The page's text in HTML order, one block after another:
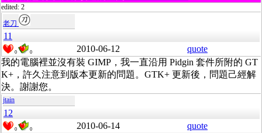
edited: 2
老刀
11
0 0 2010-06-12
quote
我的電腦裡並沒有裝 GIMP，我一直沿用 Pidgin 套件所附的 GT
K+，許久注意到版本更新的問題。GTK+ 更新後，問題己經解
決。謝謝您。
jtain
12
0 0 2010-06-14 quote